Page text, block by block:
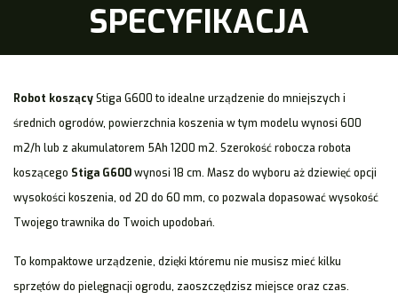
SPECYFIKACJA
Robot koszącyStiga G600 to idealne urządzenie do mniejszych i
średnich ogrodów, powierzchnia koszenia w tym modelu wynosi 600
m2/h lub z akumulatorem 5Ah 1200 m2. Szerokość robocza robota
koszącego Stiga G600wynosi 18 cm. Masz do wyboru aż dziewięć opcji
wysokości koszenia, od 20 do 60 mm, co pozwala dopasować wysokość
Twojego trawnika do Twoich upodobań.
To kompaktowe urządzenie, dzięki któremu nie musisz mieć kilku
sprzętów do pielęgnacji ogrodu, zaoszczędzisz miejsce oraz czas.